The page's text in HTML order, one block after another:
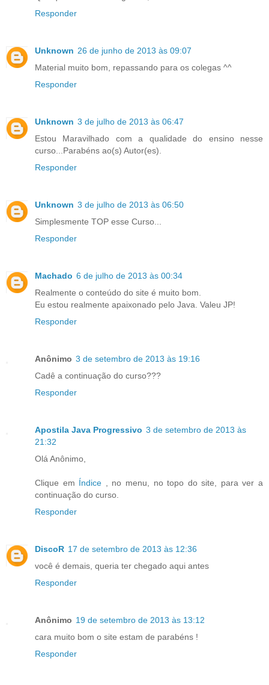
Responder
Unknown 26 de junho de 2013 às 09:07
Material muito bom, repassando para os colegas ^^
Responder
Unknown 3 de julho de 2013 às 06:47
Estou Maravilhado com a qualidade do ensino nesse
curso...Parabéns ao(s) Autor(es).
Responder
Unknown 3 de julho de 2013 às 06:50
Simplesmente TOP esse Curso...
Responder
Machado 6 de julho de 2013 às 00:34
Realmente o conteúdo do site é muito bom.
Eu estou realmente apaixonado pelo Java. Valeu JP!
Responder
Anônimo 3 de setembro de 2013 às 19:16
Cadê a continuação do curso???
Responder
Apostila Java Progressivo 3 de setembro de 2013 às
21:32
Olá Anônimo,
Clique em Índice
, no menu, no topo do site, para ver a
continuação do curso.
Responder
DiscoR 17 de setembro de 2013 às 12:36
você é demais, queria ter chegado aqui antes
Responder
Anônimo 19 de setembro de 2013 às 13:12
cara muito bom o site estam de parabéns !
Responder